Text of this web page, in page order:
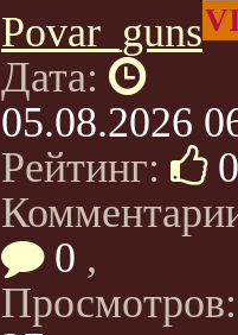
Povar_guns
Дата:
05.08.2026
Рейтинг:
0
0 ,